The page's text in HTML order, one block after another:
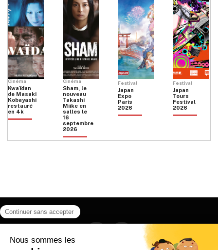
Cinéma
Kwaïdan
de Masaki
Kobayashi
restauré
en 4k
Cinéma
Sham, le
nouveau
Takashi
Miike en
salles le
16
septembre
2026
Festival
Japan
Expo
Paris
2026
Festival
Japan
Tours
Festival
2026
Instagram